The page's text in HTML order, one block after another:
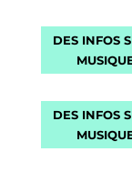
DES INFOS
DES INFOS